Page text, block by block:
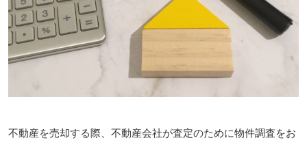
不動産を売却する際、不動産会社が査定のために物件調査をお